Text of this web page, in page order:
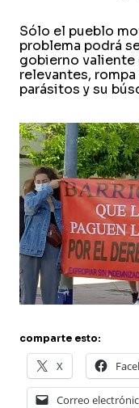
Sólo el pueblo
problema podrá
gobierno
relevantes,
parásitos y su
comparte esto:
X
Correo